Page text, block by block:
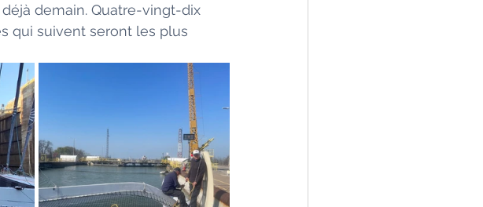
demain. Quatre-vingt-dix
qui suivent seront les plus